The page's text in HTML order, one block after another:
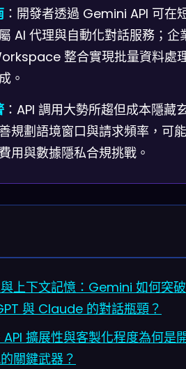
：開發者透過 Gemini API 可在
AI 代理與自動化對話服務；企
整合實現批量資料處
。
：API 調用大勢所趨但成本隱藏
規劃語境窗口與請求頻率，可
用與數據隱私合規挑戰。
上下文記憶：Gemini 如何突破
與 Claude 的對話瓶頸？
API 擴展性與客製化程度為何是
關鍵武器？